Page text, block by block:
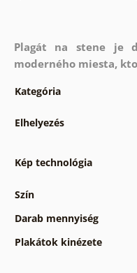
Plagát na stene je
moderného miesta,
Kategória
Elhelyezés
Kép technológia
Szín
Darab mennyiség
Plakátok kinézete